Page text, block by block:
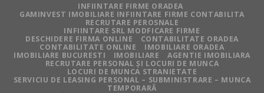
INFIINTARE FIRME ORADEA
GAMINVEST IMOBILIARE INFIINTARE FIRME CONTABILITA
RECRUTARE PEROSNALE
INFIINTARE SRL MODFICARE FIRME
DESCHIDERE FIRMA ONLINE
CONTABILITATE ORADEA
CONTABILITATE ONLINE
IMOBILIARE ORADEA
IMOBILIARE BUCURESTI
IMOBILIARE
AGENTIE IMOBILIARA
RECRUTARE PERSONAL ȘI LOCURI DE MUNCA
LOCURI DE MUNCA STRANIETATE
SERVICIU DE LEASING PERSONAL – SUBMINISTRARE – MUNCA
TEMPORARĂ